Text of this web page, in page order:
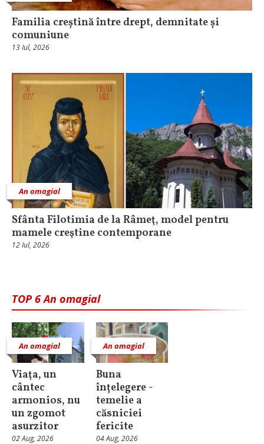
Familia creștină între drept, demnitate și
comuniune
13 Iul, 2026
An omagial
Sfânta Filotimia de la Râmeţ, model pentru
mamele creştine contemporane
12 Iul, 2026
TOP 6 An omagial
An omagial
Viaţa, un
cântec
armonios, nu
un zgomot
asurzitor
02 Aug, 2026
An omagial
Buna
înțelegere -
temelie a
căsniciei
fericite
04 Aug, 2026